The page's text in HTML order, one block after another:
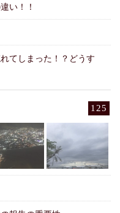
い！！
てしまった！？どうす
125